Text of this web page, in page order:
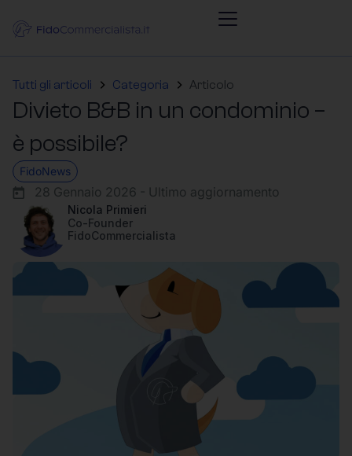
Tutti gli articoli Categoria Articolo
Divieto B&B in un condominio –
è possibile?
FidoNews
28 Gennaio 2026 - Ultimo aggiornamento
Nicola Primieri
Co-Founder
FidoCommercialista